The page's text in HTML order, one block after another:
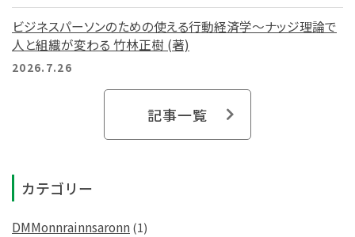
ビジネスパーソンのための使える行動経済学～ナッジ理論で
人と組織が変わる 竹林正樹 (著)
2026.7.26
記事一覧
カテゴリー
DMMonnrainnsaronn(1)